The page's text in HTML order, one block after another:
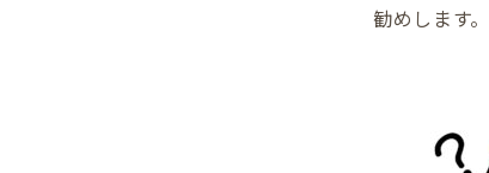
勧めします。